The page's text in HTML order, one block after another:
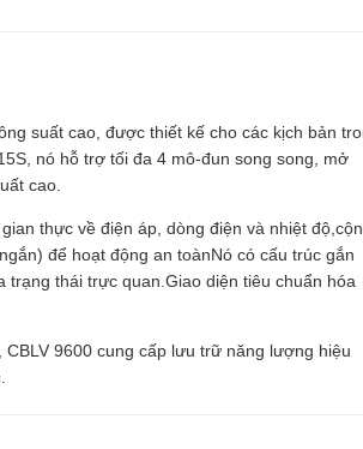
suất cao, được thiết kế cho các kịch bản
nó hỗ trợ tối đa 4 mô-đun song song, mở
cao.
thực về điện áp, dòng điện và nhiệt
để hoạt động an toànNó có cấu trúc gắn
thái trực quan.Giao diện tiêu chuẩn hóa
9600 cung cấp lưu trữ năng lượng hiệu